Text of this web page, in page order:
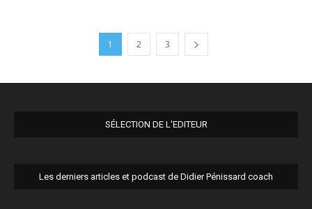
1 2 3
SÉLECTION DE L'EDITEUR
Les derniers articles et podcast de Didier Pénissard coach